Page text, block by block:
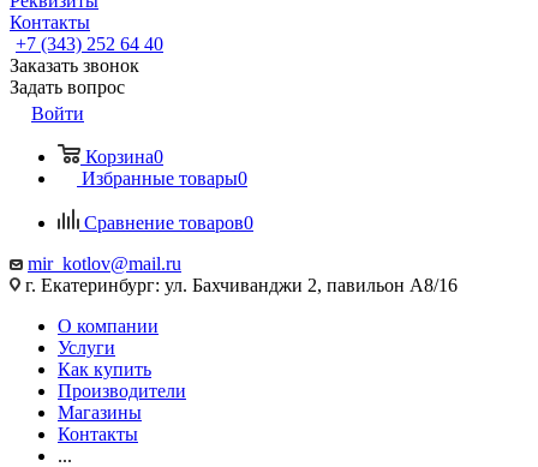
Контакты
+7 (343) 252 64 40
Заказать звонок
Задать вопрос
Войти
Корзина0
Избранные товары0
Сравнение товаров0
mir_kotlov@mail.ru
г. Екатеринбург: ул. Бахчиванджи 2, павильон А8/16
О компании
Услуги
Как купить
Производители
Магазины
Контакты
...